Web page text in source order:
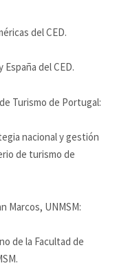
del CED.
del CED.
Turismo de Portugal:
nacional y gestión
de turismo de
Marcos, UNMSM:
de la Facultad de